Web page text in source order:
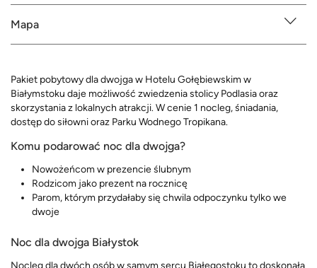
Mapa
Pakiet pobytowy dla dwojga w Hotelu Gołębiewskim w
Białymstoku daje możliwość zwiedzenia stolicy Podlasia oraz
skorzystania z lokalnych atrakcji. W cenie 1 nocleg, śniadania,
dostęp do siłowni oraz Parku Wodnego Tropikana.
Komu podarować noc dla dwojga?
Nowożeńcom w prezencie ślubnym
Rodzicom jako prezent na rocznicę
Parom, którym przydałaby się chwila odpoczynku tylko we
dwoje
Noc dla dwojga Białystok